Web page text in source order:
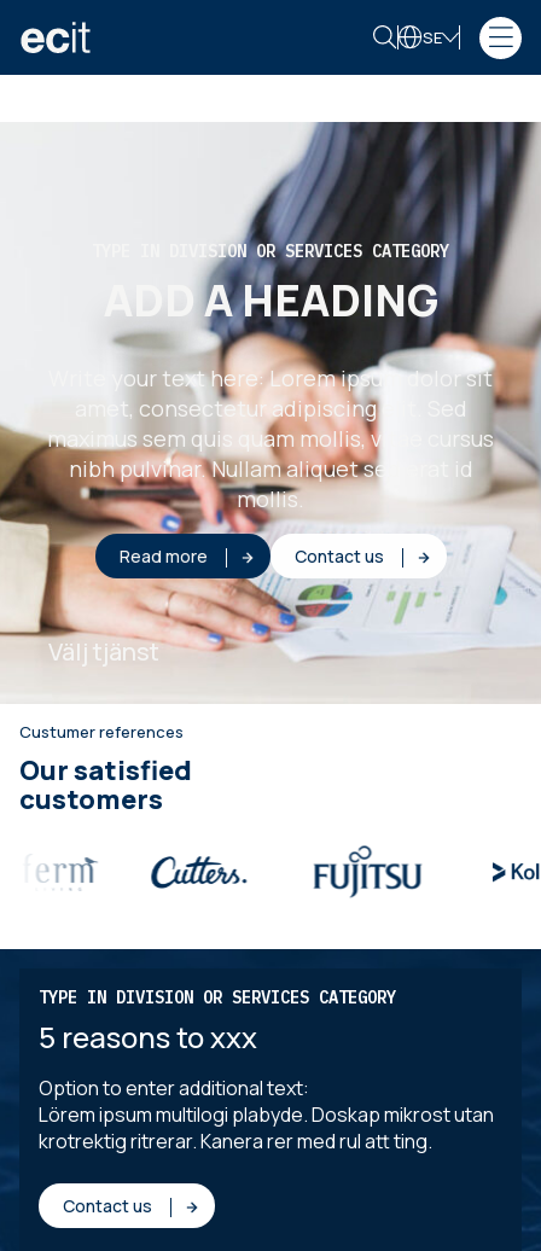
SE
TYPE IN DIVISION OR SERVICES CATEGORY
ADD A HEADING
Write your text here: Lorem ipsum dolor sit
amet, consectetur adipiscing elit. Sed
maximus sem quis quam mollis, vitae cursus
nibh pulvinar. Nullam aliquet sed erat id
mollis.
Read more Contact us
Välj tjänst
Custumer references
Our satisfied
customers
TYPE IN DIVISION OR SERVICES CATEGORY
5 reasons to xxx
Option to enter additional text:
Lörem ipsum multilogi plabyde. Doskap mikrost utan
krotrektig ritrerar. Kanera rer med rul att ting.
Contact us